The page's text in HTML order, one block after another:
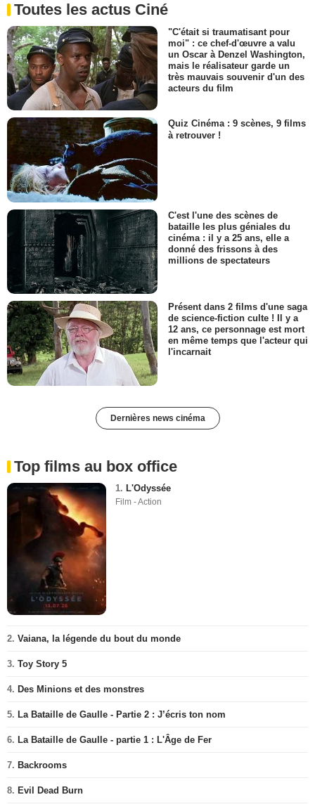
Toutes les actus Ciné
"C'était si traumatisant pour
moi" : ce chef-d'œuvre a valu
un Oscar à Denzel Washington,
mais le réalisateur garde un
très mauvais souvenir d'un des
acteurs du film
Quiz Cinéma : 9 scènes, 9 films
à retrouver !
C'est l'une des scènes de
bataille les plus géniales du
cinéma : il y a 25 ans, elle a
donné des frissons à des
millions de spectateurs
Présent dans 2 films d'une saga
de science-fiction culte ! Il y a
12 ans, ce personnage est mort
en même temps que l'acteur qui
l'incarnait
Dernières news cinéma
Top films au box office
1. L'Odyssée
Film - Action
2. Vaiana, la légende du bout du monde
3. Toy Story 5
4. Des Minions et des monstres
5. La Bataille de Gaulle - Partie 2 : J’écris ton nom
6. La Bataille de Gaulle - partie 1 : L'Âge de Fer
7. Backrooms
8. Evil Dead Burn